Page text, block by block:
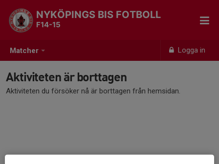
Matcher Logga in
NYKÖPINGS BIS FOTBOLL
F14-15
Aktiviteten är borttagen
Aktiviteten du försöker nå är borttagen från hemsidan.